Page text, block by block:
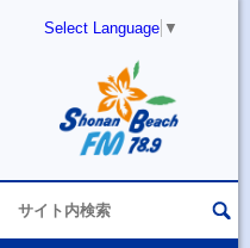
Select Language ▼